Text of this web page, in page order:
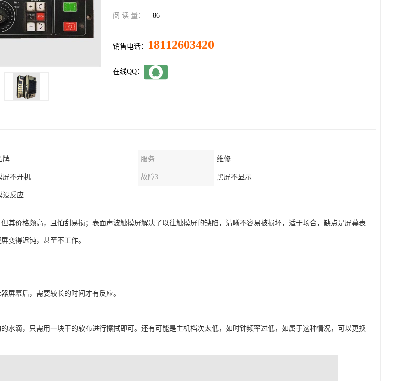
阅 读 量： 86
销售电话： 18112603420
在线QQ：
牌 服务 维修
屏不开机 故障3 黑屏不显示
没反应
其价格颇高，且怕刮易损；表面声波触摸屏解决了以往触摸屏的缺陷，清晰不容易被损坏，适于场合，缺点是屏幕表
变得迟钝，甚至不工作。
屏幕后，需要较长的时间才有反应。
水滴，只需用一块干的软布进行擦拭即可。还有可能是主机档次太低，如时钟频率过低，如属于这种情况，可以更换